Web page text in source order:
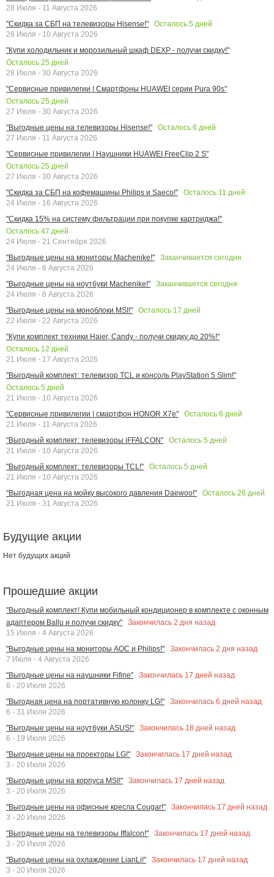
28 Июля - 11 Августа 2026
"Скидка за СБП на телевизоры Hisense!"
Осталось 5 дней
28 Июля - 10 Августа 2026
"Купи холодильник и морозильный шкаф DEXP - получи скидку!"
Осталось 25 дней
28 Июля - 30 Августа 2026
"Сервисные привилегии | Смартфоны HUAWEI серии Pura 90s"
Осталось 25 дней
27 Июля - 30 Августа 2026
"Выгодные цены на телевизоры Hisense!"
Осталось 6 дней
27 Июля - 11 Августа 2026
"Сервисные привилегии | Наушники HUAWEI FreeClip 2 S"
Осталось 25 дней
27 Июля - 30 Августа 2026
"Скидка за СБП на кофемашины Philips и Saeco!"
Осталось 11 дней
24 Июля - 16 Августа 2026
"Скидка 15% на систему фильтрации при покупке картриджа!"
Осталось 47 дней
24 Июля - 21 Сентября 2026
"Выгодные цены на мониторы Machenike!"
Заканчивается сегодня
24 Июля - 6 Августа 2026
"Выгодные цены на ноутбуки Machenike!"
Заканчивается сегодня
24 Июля - 6 Августа 2026
"Выгодные цены на моноблоки MSI!"
Осталось 17 дней
22 Июля - 22 Августа 2026
"Купи комплект техники Haier, Candy - получи скидку до 20%!"
Осталось 12 дней
21 Июля - 17 Августа 2026
"Выгодный комплект: телевизор TCL и консоль PlayStation 5 Slim!"
Осталось 5 дней
21 Июля - 10 Августа 2026
"Сервисные привилегии | смартфон HONOR X7e"
Осталось 6 дней
21 Июля - 11 Августа 2026
"Выгодный комплект: телевизоры iFFALCON"
Осталось 5 дней
21 Июля - 10 Августа 2026
"Выгодный комплект: телевизоры TCL!"
Осталось 5 дней
21 Июля - 10 Августа 2026
"Выгодная цена на мойку высокого давления Daewoo!"
Осталось 26 дней
21 Июля - 31 Августа 2026
Будущие акции
Нет будущих акций
Прошедшие акции
"Выгодный комплект! Купи мобильный кондиционер в комплекте с оконным
адаптером Ballu и получи скидку"
Закончилась 2 дня назад
15 Июля - 4 Августа 2026
"Выгодные цены на мониторы AOC и Philips!"
Закончилась 2 дня назад
7 Июля - 4 Августа 2026
"Выгодные цены на наушники Fifine"
Закончилась 17 дней назад
6 - 20 Июля 2026
"Выгодная цена на портативную колонку LG!"
Закончилась 6 дней назад
6 - 31 Июля 2026
"Выгодные цены на ноутбуки ASUS!"
Закончилась 18 дней назад
6 - 19 Июля 2026
"Выгодные цены на проекторы LG!"
Закончилась 17 дней назад
3 - 20 Июля 2026
"Выгодные цены на корпуса MSI!"
Закончилась 17 дней назад
3 - 20 Июля 2026
"Выгодные цены на офисные кресла Cougar!"
Закончилась 17 дней назад
3 - 20 Июля 2026
"Выгодные цены на телевизоры Iffalcon!"
Закончилась 17 дней назад
3 - 20 Июля 2026
"Выгодные цены на охлаждение LianLi!"
Закончилась 17 дней назад
3 - 20 Июля 2026